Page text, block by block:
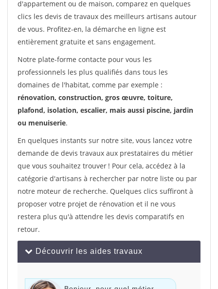
d'appartement ou de maison, comparez en quelques
clics les devis de travaux des meilleurs artisans autour
de vous. Profitez-en, la démarche en ligne est
entièrement gratuite et sans engagement.
Notre plate-forme contacte pour vous les
professionnels les plus qualifiés dans tous les
domaines de l'habitat, comme par exemple :
rénovation, construction, gros œuvre, toiture,
plafond, isolation, escalier, mais aussi piscine, jardin
ou menuiserie.
En quelques instants sur notre site, vous lancez votre
demande de devis travaux aux prestataires du métier
que vous souhaitez trouver ! Pour cela, accédez à la
catégorie d'artisans à rechercher par notre liste ou par
notre moteur de recherche. Quelques clics suffiront à
proposer votre projet de rénovation et il ne vous
restera plus qu'à attendre les devis comparatifs en
retour.